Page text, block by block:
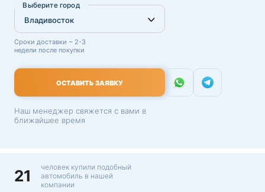
Выберите город
Сроки доставки ~ 2-3
недели после покупки
ОСТАВИТЬ ЗАЯВКУ
Наш менеджер свяжется с вами в
ближайшее время
21
человек купили подобный
автомобиль в нашей
компании